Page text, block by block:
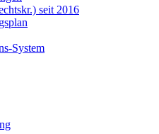
seit 2016
System